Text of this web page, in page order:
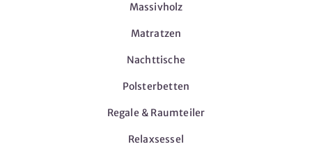
Massivholz
Matratzen
Nachttische
Polsterbetten
Regale & Raumteiler
Relaxsessel